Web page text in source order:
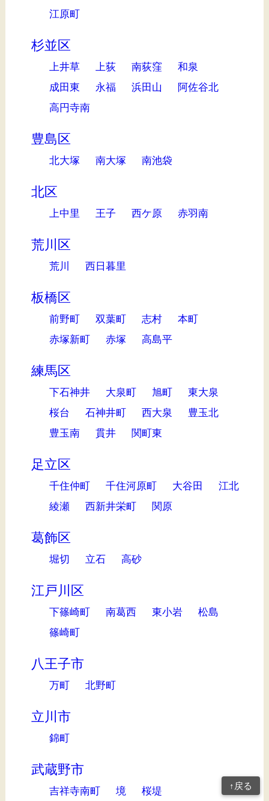
江原町
杉並区
上井草 上荻 南荻窪
和泉
成田東
永福 浜田山
阿佐谷北
高円寺南
豊島区
北大塚 南大塚 南池袋
北区
上中里 王子 西ケ原 赤羽南
荒川区
荒川 西日暮里
板橋区
前野町 双葉町 志村
本町
赤塚新町
赤塚 高島平
練馬区
下石神井 大泉町 旭町
東大泉
桜台
石神井町 西大泉
豊玉北
豊玉南
貫井 関町東
足立区
千住仲町 千住河原町 大谷田
江北
綾瀬
西新井栄町 関原
葛飾区
堀切 立石 高砂
江戸川区
下篠崎町 南葛西 東小岩
松島
篠崎町
八王子市
万町 北野町
立川市
錦町
武蔵野市
吉祥寺南町 境 桜堤 ↑戻る